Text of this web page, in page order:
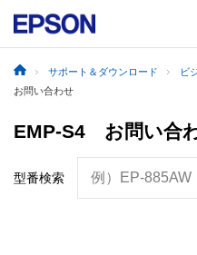
サポート＆ダウンロード ビ
お問い合わせ
EMP-S4 お問い合
型番検索 例）EP-885AW